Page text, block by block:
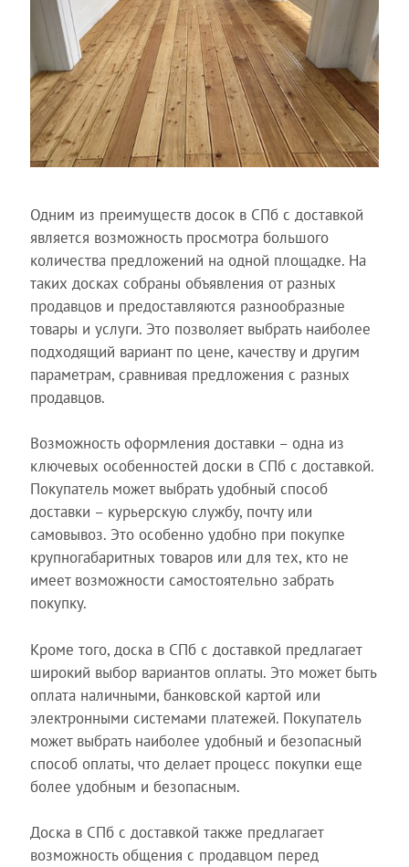
Одним из преимуществ досок в СПб с доставкой
является возможность просмотра большого
количества предложений на одной площадке. На
таких досках собраны объявления от разных
продавцов и предоставляются разнообразные
товары и услуги. Это позволяет выбрать наиболее
подходящий вариант по цене, качеству и другим
параметрам, сравнивая предложения с разных
продавцов.
Возможность оформления доставки – одна из
ключевых особенностей доски в СПб с доставкой.
Покупатель может выбрать удобный способ
доставки – курьерскую службу, почту или
самовывоз. Это особенно удобно при покупке
крупногабаритных товаров или для тех, кто не
имеет возможности самостоятельно забрать
покупку.
Кроме того, доска в СПб с доставкой предлагает
широкий выбор вариантов оплаты. Это может быть
оплата наличными, банковской картой или
электронными системами платежей. Покупатель
может выбрать наиболее удобный и безопасный
способ оплаты, что делает процесс покупки еще
более удобным и безопасным.
Доска в СПб с доставкой также предлагает
возможность общения с продавцом перед